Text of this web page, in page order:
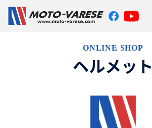
ONLINE SHOP
ヘルメット